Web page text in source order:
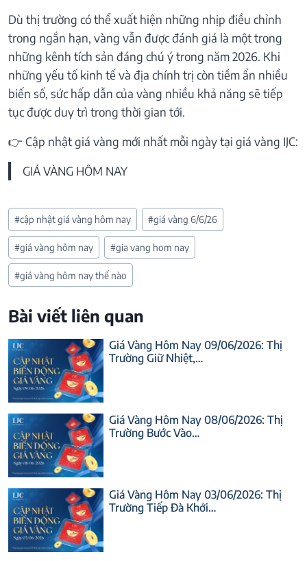
Dù thị trường có thể xuất hiện những nhịp điều chỉnh
trong ngắn hạn, vàng vẫn được đánh giá là một trong
những kênh tích sản đáng chú ý trong năm 2026. Khi
những yếu tố kinh tế và địa chính trị còn tiềm ẩn nhiều
biến số, sức hấp dẫn của vàng nhiều khả năng sẽ tiếp
tục được duy trì trong thời gian tới.
👉 Cập nhật giá vàng mới nhất mỗi ngày tại giá vàng IJC:
GIÁ VÀNG HÔM NAY
Post
Tags:
#cập nhật giá vàng hôm nay #giá vàng 6/6/26
#giá vàng hôm nay #gia vang hom nay
#giá vàng hôm nay thế nào
Bài viết liên quan
Giá Vàng Hôm Nay 09/06/2026: Thị
Trường Giữ Nhiệt,…
Giá Vàng Hôm Nay 08/06/2026: Thị
Trường Bước Vào…
Giá Vàng Hôm Nay 03/06/2026: Thị
Trường Tiếp Đà Khởi…